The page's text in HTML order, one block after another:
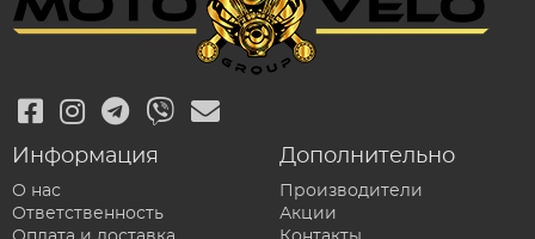
Информация
О нас
Ответственность
Дополнительно
Производители
Акции